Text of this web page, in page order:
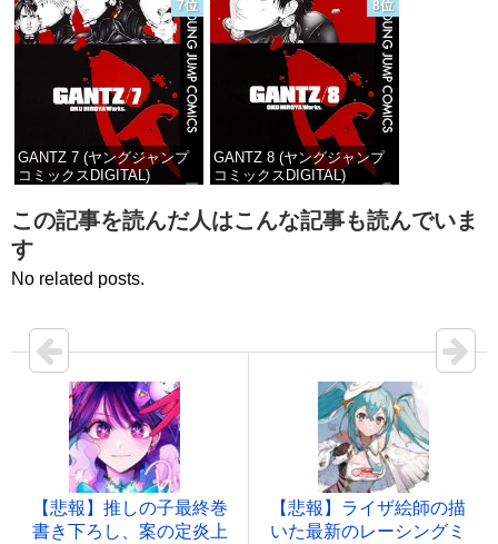
価格：¥100 価格：¥100
7位
GANTZ 7 (ヤングジャンプ
コミックスDIGITAL)
価格：¥100
8位
GANTZ 8 (ヤングジャンプ
コミックスDIGITAL)
価格：¥100
この記事を読んだ人はこんな記事も読んでいま
す
No related posts.
【悲報】推しの子最終巻
書き下ろし、案の定炎上
【悲報】ライザ絵師の描
いた最新のレーシングミ